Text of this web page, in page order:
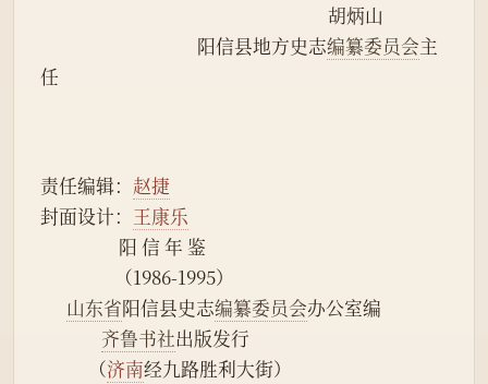
                                                                  胡炳山
                                    阳信县地方史志
编纂委员会主
任
责任编辑： 赵捷
封面设计： 王康乐
                  阳 信 年 鉴
                 （1986-1995）
山东省阳信县史志编纂委员会办公室编
齐鲁书社出版发行
           （
济南经九路胜利大街）